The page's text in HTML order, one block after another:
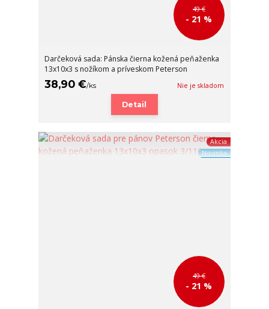
49 €
- 21 %
Darčeková sada: Pánska čierna kožená peňaženka
13x10x3 s nožíkom a príveskom Peterson
38,90 €/ks Nie je skladom
Detail
Akcia
Novinka
49 €
- 21 %